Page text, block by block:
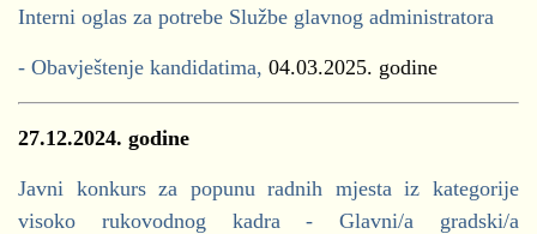
Interni oglas za potrebe Službe glavnog administratora
- Obavještenje kandidatima, 04.03.2025. godine
27.12.2024. godine
Javni konkurs za popunu radnih mjesta iz kategorije
visoko rukovodnog kadra - Glavni/a gradski/a